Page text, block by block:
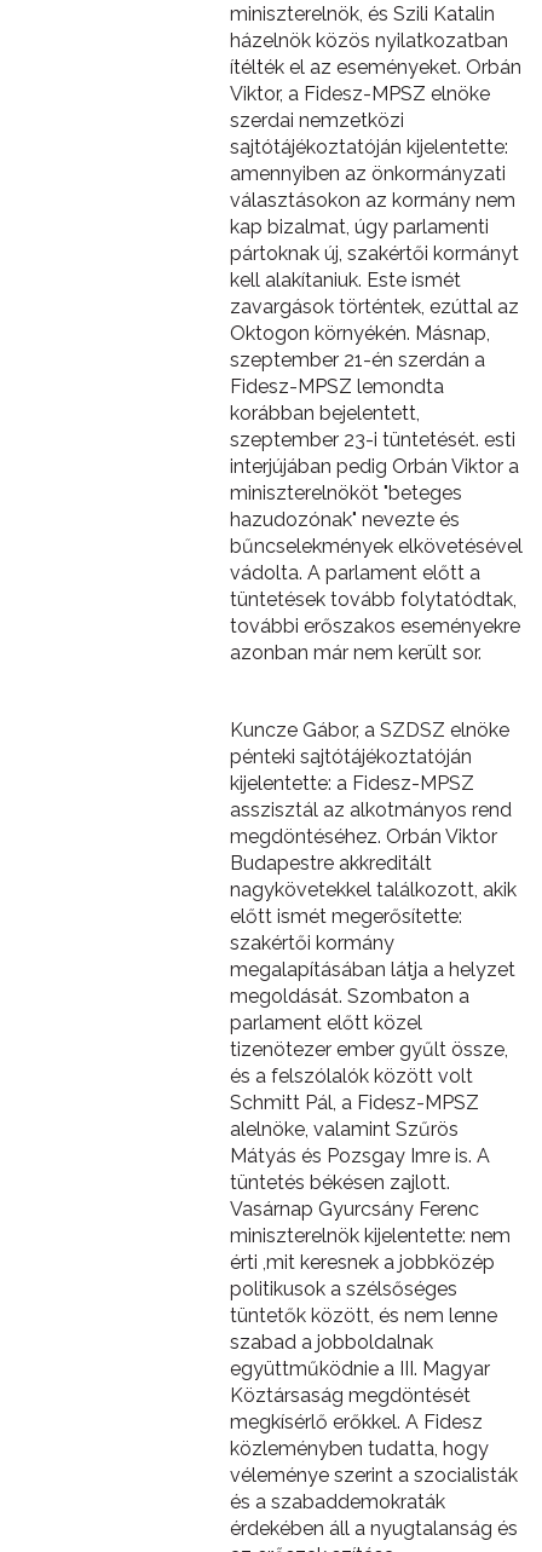
miniszterelnök, és Szili Katalin
házelnök közös nyilatkozatban
ítélték el az eseményeket. Orbán
Viktor, a Fidesz-MPSZ elnöke
szerdai nemzetközi
sajtótájékoztatóján kijelentette:
amennyiben az önkormányzati
választásokon az kormány nem
kap bizalmat, úgy parlamenti
pártoknak új, szakértői kormányt
kell alakítaniuk. Este ismét
zavargások történtek, ezúttal az
Oktogon környékén. Másnap,
szeptember 21-én szerdán a
Fidesz-MPSZ lemondta
korábban bejelentett,
szeptember 23-i tüntetését. esti
interjújában pedig Orbán Viktor a
miniszterelnököt "beteges
hazudozónak" nevezte és
bűncselekmények elkövetésével
vádolta. A parlament előtt a
tüntetések tovább folytatódtak,
további erőszakos eseményekre
azonban már nem került sor.
Kuncze Gábor, a SZDSZ elnöke
pénteki sajtótájékoztatóján
kijelentette: a Fidesz-MPSZ
asszisztál az alkotmányos rend
megdöntéséhez. Orbán Viktor
Budapestre akkreditált
nagykövetekkel találkozott, akik
előtt ismét megerősítette:
szakértői kormány
megalapításában látja a helyzet
megoldását. Szombaton a
parlament előtt közel
tizenötezer ember gyűlt össze,
és a felszólalók között volt
Schmitt Pál, a Fidesz-MPSZ
alelnöke, valamint Szűrös
Mátyás és Pozsgay Imre is. A
tüntetés békésen zajlott.
Vasárnap Gyurcsány Ferenc
miniszterelnök kijelentette: nem
érti ,mit keresnek a jobbközép
politikusok a szélsőséges
tüntetők között, és nem lenne
szabad a jobboldalnak
együttműködnie a III. Magyar
Köztársaság megdöntését
megkísérlő erőkkel. A Fidesz
közleményben tudatta, hogy
véleménye szerint a szocialisták
és a szabaddemokraták
érdekében áll a nyugtalanság és